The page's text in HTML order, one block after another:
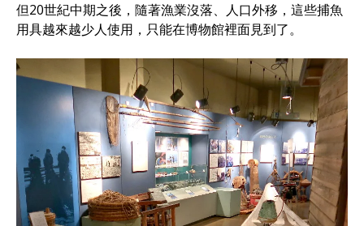
但20世紀中期之後，隨著漁業沒落、人口外移，這些捕魚
用具越來越少人使用，只能在博物館裡面見到了。